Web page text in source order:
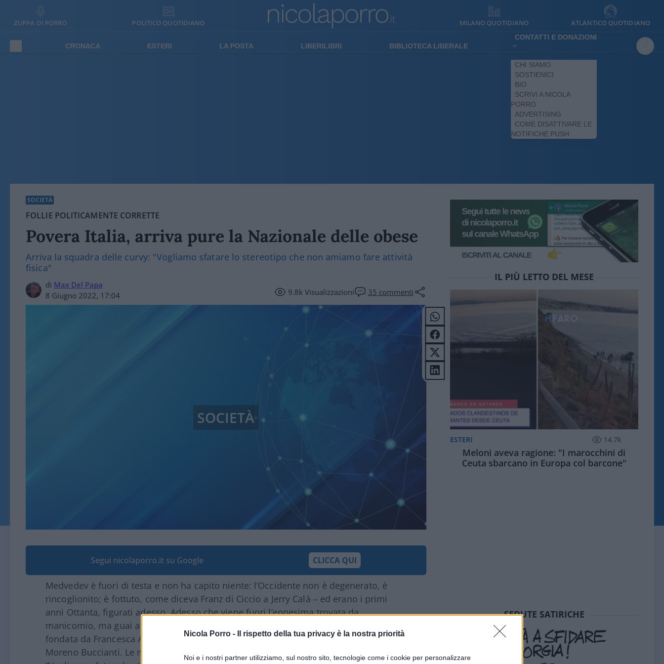
Nicola Porro - Il rispetto della tua privacy è la nostra priorità
Noi e i nostri partner utilizziamo, sul nostro sito, tecnologie come i cookie per personalizzare
ZUPPA DI PORRO POLITICO QUOTIDIANO MILANO QUOTIDIANO ATLANTICO QUOTIDIANO
CRONACA ESTERI LA POSTA LIBERILIBRI BIBLIOTECA LIBERALE
CONTATTI E DONAZIONI
CHI SIAMO
SOSTIENICI
BIO
SCRIVI A NICOLA
PORRO
ADVERTISING
COME DISATTIVARE LE
NOTIFICHE PUSH
SOCIETÀ
FOLLIE POLITICAMENTE CORRETTE
Povera Italia, arriva pure la Nazionale delle obese
Arriva la squadra delle curvy: "Vogliamo sfatare lo stereotipo che non amiamo fare attività
fisica"
di Max Del Papa
8 Giugno 2022, 17:04
9.8kVisualizzazioni 35 commenti
SOCIETÀ
Segui nicolaporro.it su Google CLICCA QUI
Medvedev è fuori di testa e non ha capito niente: l’Occidente non è degenerato, è
rincoglionito; è fottuto, come diceva Franz di Ciccio a Jerry Calà – ed erano i primi
anni Ottanta, figurati adesso. Adesso che viene fuori l’ennesima trovata da
manicomio, ma guai a dirlo, si passa per pazzi:
fondata da Francesca Angelo da Corsico, in provincia di Milano, e dall’allenatore
Moreno Buccianti. Le motivazioni sembrano uscite dall’internazionale situazionista:
IL PIÙ LETTO DEL MESE
ESTERI 14.7k
Meloni aveva ragione: "I marocchini di
Ceuta sbarcano in Europa col barcone"
SEDUTE SATIRICHE